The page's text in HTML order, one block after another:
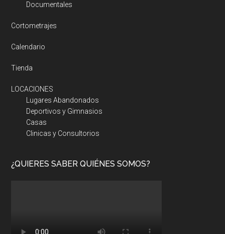
Documentales
Cortometrajes
Calendario
Tienda
LOCACIONES
Lugares Abandonados
Deportivos y Gimnasios
Casas
Clinicas y Consultorios
¿QUIERES SABER QUIÉNES SOMOS?